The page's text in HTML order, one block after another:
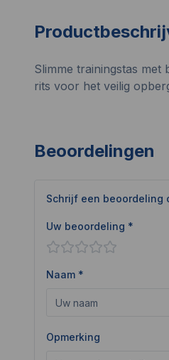
Slimme trainingstas
rits voor het veilig
Beoordelingen
Schrijf een beoordeling
Uw beoordeling *
Naam *
Opmerking